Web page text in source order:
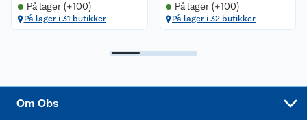
På lager (+100)
På lager i 31 butikker
På lager (+100)
På lager i 32 butikker
Om Obs
Samvirkelag
Kjøpsvilkår
Klikk og hent
Festdrakter til hele familien
Hagemøbler og utemøbler